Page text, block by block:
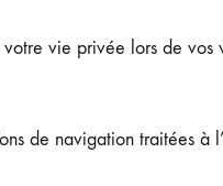
vie privée lors de vos
de navigation traitées à